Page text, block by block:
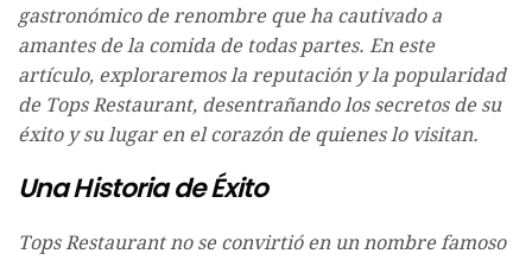
gastronómico de renombre que ha cautivado a
amantes de la comida de todas partes. En este
artículo, exploraremos la reputación y la popularidad
de Tops Restaurant, desentrañando los secretos de su
éxito y su lugar en el corazón de quienes lo visitan.
Una Historia de Éxito
Tops Restaurant no se convirtió en un nombre famoso